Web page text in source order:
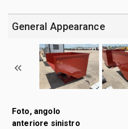
General Appearance
Foto, angolo
anteriore sinistro